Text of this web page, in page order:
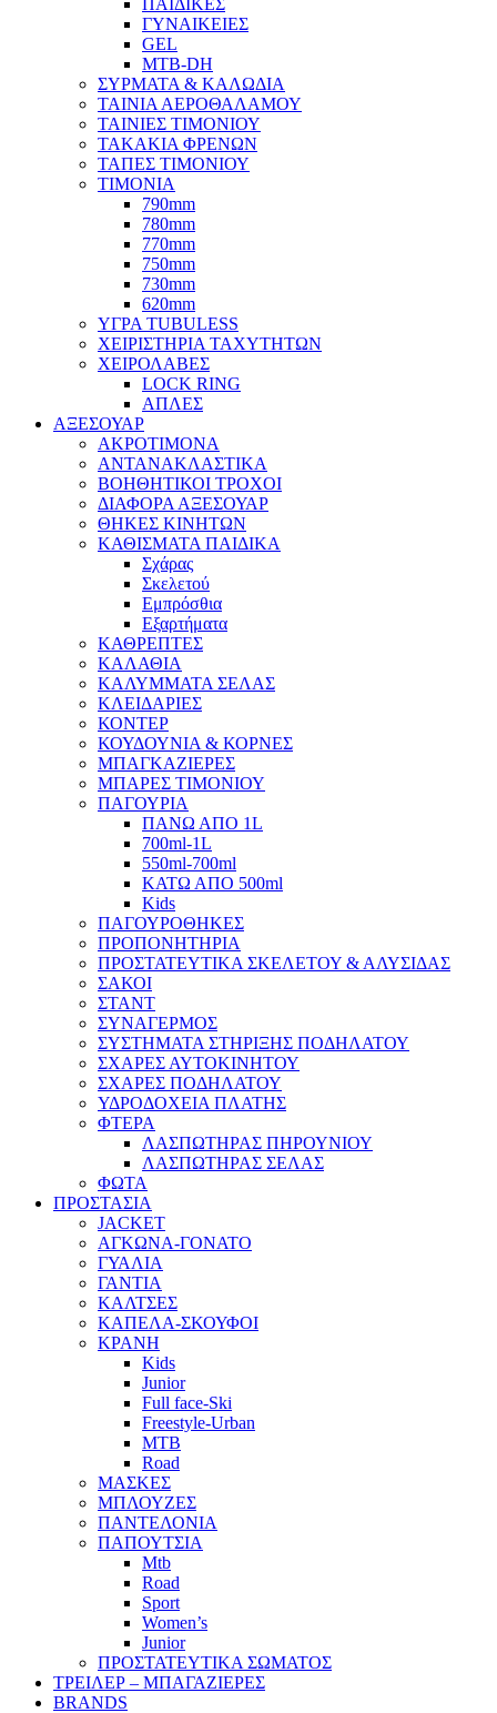
ΠΑΙΔΙΚΕΣ
ΓΥΝΑΙΚΕΙΕΣ
GEL
MTB-DH
ΣΥΡΜΑΤΑ & ΚΑΛΩΔΙΑ
ΤΑΙΝΙΑ ΑΕΡΟΘΑΛΑΜΟΥ
ΤΑΙΝΙΕΣ ΤΙΜΟΝΙΟΥ
ΤΑΚΑΚΙΑ ΦΡΕΝΩΝ
ΤΑΠΕΣ ΤΙΜΟΝΙΟΥ
ΤΙΜΟΝΙΑ
790mm
780mm
770mm
750mm
730mm
620mm
ΥΓΡΑ TUBULESS
ΧΕΙΡΙΣΤΗΡΙΑ ΤΑΧΥΤΗΤΩΝ
ΧΕΙΡΟΛΑΒΕΣ
LOCK RING
ΑΠΛΕΣ
ΑΞΕΣΟΥΑΡ
ΑΚΡΟΤΙΜΟΝΑ
ΑΝΤΑΝΑΚΛΑΣΤΙΚΑ
ΒΟΗΘΗΤΙΚΟΙ ΤΡΟΧΟΙ
ΔΙΑΦΟΡΑ ΑΞΕΣΟΥΑΡ
ΘΗΚΕΣ ΚΙΝΗΤΩΝ
ΚΑΘΙΣΜΑΤΑ ΠΑΙΔΙΚΑ
Σχάρας
Σκελετού
Εμπρόσθια
Εξαρτήματα
ΚΑΘΡΕΠΤΕΣ
ΚΑΛΑΘΙΑ
ΚΑΛΥΜΜΑΤΑ ΣΕΛΑΣ
ΚΛΕΙΔΑΡΙΕΣ
ΚΟΝΤΕΡ
ΚΟΥΔΟΥΝΙΑ & ΚΟΡΝΕΣ
ΜΠΑΓΚΑΖΙΕΡΕΣ
ΜΠΑΡΕΣ ΤΙΜΟΝΙΟΥ
ΠΑΓΟΥΡΙΑ
ΠΑΝΩ ΑΠΟ 1L
700ml-1L
550ml-700ml
ΚΑΤΩ ΑΠΟ 500ml
Kids
ΠΑΓΟΥΡΟΘΗΚΕΣ
ΠΡΟΠΟΝΗΤΗΡΙΑ
ΠΡΟΣΤΑΤΕΥΤΙΚΑ ΣΚΕΛΕΤΟΥ & ΑΛΥΣΙΔΑΣ
ΣΑΚΟΙ
ΣΤΑΝΤ
ΣΥΝΑΓΕΡΜΟΣ
ΣΥΣΤΗΜΑΤΑ ΣΤΗΡΙΞΗΣ ΠΟΔΗΛΑΤΟΥ
ΣΧΑΡΕΣ ΑΥΤΟΚΙΝΗΤΟΥ
ΣΧΑΡΕΣ ΠΟΔΗΛΑΤΟΥ
ΥΔΡΟΔΟΧΕΙΑ ΠΛΑΤΗΣ
ΦΤΕΡΑ
ΛΑΣΠΩΤΗΡΑΣ ΠΗΡΟΥΝΙΟΥ
ΛΑΣΠΩΤΗΡΑΣ ΣΕΛΑΣ
ΦΩΤΑ
ΠΡΟΣΤΑΣΙΑ
JACKET
ΑΓΚΩΝΑ-ΓΟΝΑΤΟ
ΓΥΑΛΙΑ
ΓΑΝΤΙΑ
ΚΑΛΤΣΕΣ
ΚΑΠΕΛΑ-ΣΚΟΥΦΟΙ
ΚΡΑΝΗ
Kids
Junior
Full face-Ski
Freestyle-Urban
MTB
Road
ΜΑΣΚΕΣ
ΜΠΛΟΥΖΕΣ
ΠΑΝΤΕΛΟΝΙΑ
ΠΑΠΟΥΤΣΙΑ
Mtb
Road
Sport
Women’s
Junior
ΠΡΟΣΤΑΤΕΥΤΙΚΑ ΣΩΜΑΤΟΣ
ΤΡΕΙΛΕΡ – ΜΠΑΓΑΖΙΕΡΕΣ
BRANDS